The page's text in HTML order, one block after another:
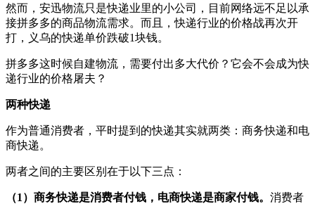
然而，安迅物流只是快递业里的小公司，目前网络远不足以承
接拼多多的商品物流需求。而且，快递行业的价格战再次开
打，义乌的快递单价跌破1块钱。
拼多多这时候自建物流，需要付出多大代价？它会不会成为快
递行业的价格屠夫？
两种快递
作为普通消费者，平时提到的快递其实就两类：商务快递和电
商快递。
两者之间的主要区别在于以下三点：
（1）商务快递是消费者付钱，电商快递是商家付钱。 消费者